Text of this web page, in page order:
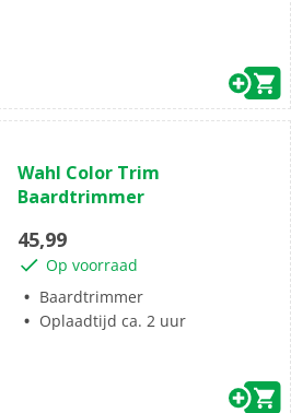
van
de
sterren.
Wahl Color Trim
Baardtrimmer
45,99
Op voorraad
Baardtrimmer
Oplaadtijd ca. 2 uur